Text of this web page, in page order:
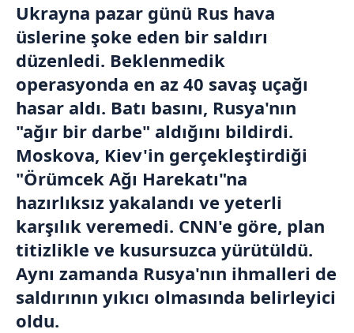
Ukrayna pazar günü Rus hava
üslerine şoke eden bir saldırı
düzenledi. Beklenmedik
operasyonda en az 40 savaş uçağı
hasar aldı. Batı basını, Rusya'nın
"ağır bir darbe" aldığını bildirdi.
Moskova, Kiev'in gerçekleştirdiği
"Örümcek Ağı Harekatı"na
hazırlıksız yakalandı ve yeterli
karşılık veremedi. CNN'e göre, plan
titizlikle ve kusursuzca yürütüldü.
Aynı zamanda Rusya'nın ihmalleri de
saldırının yıkıcı olmasında belirleyici
oldu.